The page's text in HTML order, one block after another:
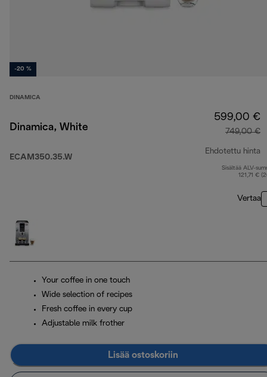
-20 %
DINAMICA
Dinamica, White
ECAM350.35.W
599,00 €
749,00 €
Ehdotettu hinta
Sisältää ALV-
121,71 €
Vertaa
Your coffee in one touch
Wide selection of recipes
Fresh coffee in every cup
Adjustable milk frother
Lisää ostoskoriin